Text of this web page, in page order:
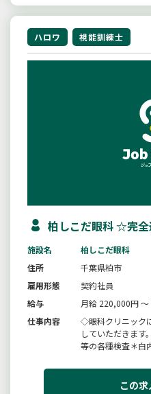
ハロワ 視能訓練士
柏しこだ眼科 ☆完
施設名
柏しこだ眼科
住所
千葉県柏市
雇用形態
契約社員
給与
月給 220,000円
仕事内容
◇眼科クリニック
していただきます
等の各種検査＊白
（リジュセア）＊
間眼科部長を務
この